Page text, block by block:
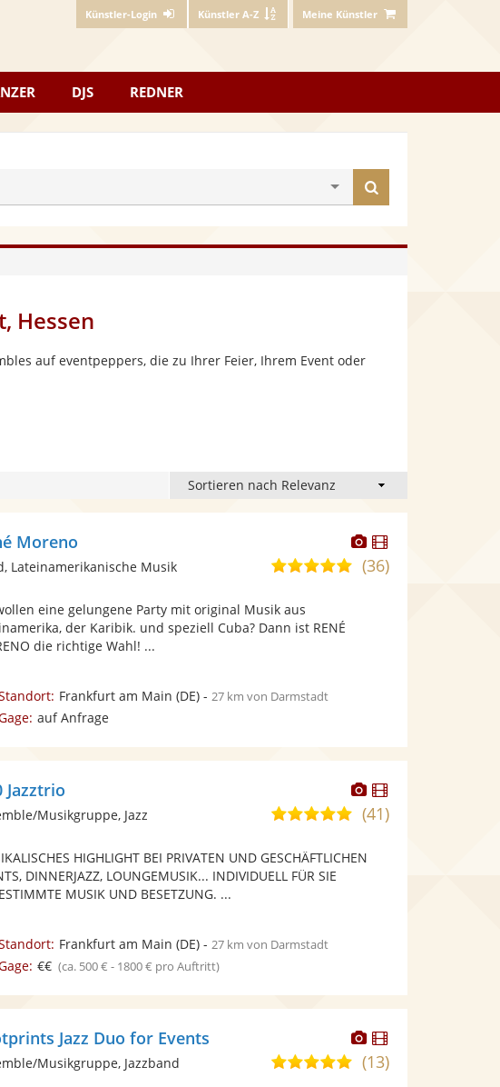
Künstler-Login Künstler A-Z Meine Künstler
DJS REDNER
finden
Hessen
auf eventpeppers, die zu Ihrer Feier, Ihrem Event oder
Dieser
Künstler
stellt
Dieser
Künstler
Moreno
5,0(36)
Lateinamerikanische Musik
eine gelungene Party mit original Musik aus
der Karibik. und speziell Cuba? Dann ist RENÉ
die richtige Wahl! ...
Frankfurt am Main (DE)- 27 km von Darmstadt
auf Anfrage
Dieser
Künstler
stellt
Dieser
Künstler
Jazztrio
4,9
5
(41)
Musikgruppe, Jazz
HIGHLIGHT BEI PRIVATEN UND GESCHÄFTLICHEN
DINNERJAZZ, LOUNGEMUSIK... INDIVIDUELL FÜR SIE
MUSIK UND BESETZUNG. ...
Frankfurt am Main (DE)- 27 km von Darmstadt
€€ (ca. 500 € - 1800 € pro Auftritt)
Dieser
Künstler
stellt
Dieser
Künstler
Jazz Duo for Events
5,0(13)
Musikgruppe, Jazzband